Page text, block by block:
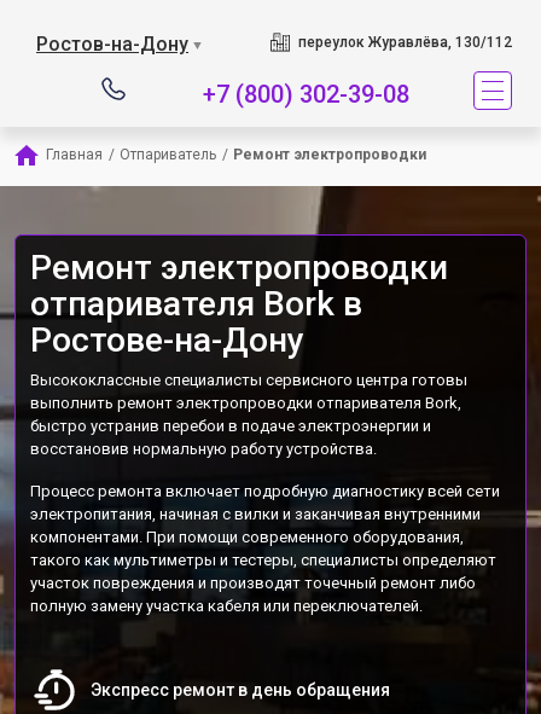
Ростов-на-Дону ▼ переулок Журавлёва, 130/112
+7 (800) 302-39-08
Главная / Отпариватель / Ремонт электропроводки
Ремонт электропроводки
отпаривателя Bork в
Ростове-на-Дону
Высококлассные специалисты сервисного центра готовы
выполнить ремонт электропроводки отпаривателя Bork,
быстро устранив перебои в подаче электроэнергии и
восстановив нормальную работу устройства.
Процесс ремонта включает подробную диагностику всей сети
электропитания, начиная с вилки и заканчивая внутренними
компонентами. При помощи современного оборудования,
такого как мультиметры и тестеры, специалисты определяют
участок повреждения и производят точечный ремонт либо
полную замену участка кабеля или переключателей.
Экспресс ремонт в день обращения